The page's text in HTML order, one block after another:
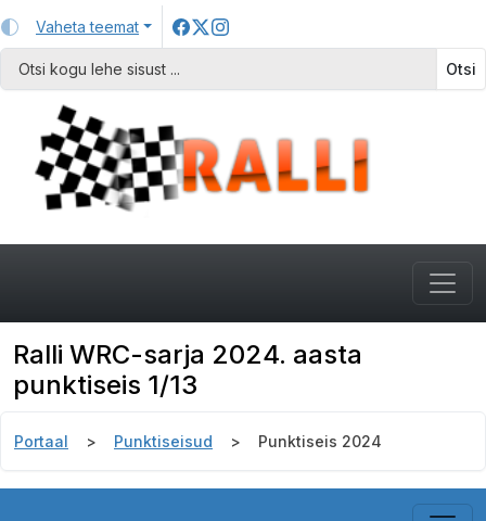
Vaheta teemat
Otsi
Ralli WRC-sarja 2024. aasta
punktiseis 1/13
Portaal Punktiseisud Punktiseis 2024